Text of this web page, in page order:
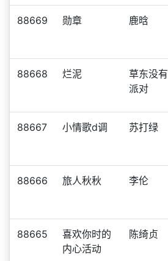
88669 勋章 鹿晗
88668 烂泥
草东没有
派对
88667 小情歌d调 苏打绿
88666 旅人秋秋 李伦
88665
喜欢你时的
内心活动
陈绮贞